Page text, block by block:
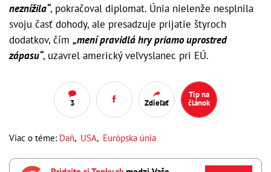
neznížila“, pokračoval diplomat. Únia nielenže nesplnila
svoju časť dohody, ale presadzuje prijatie štyroch
dodatkov, čím „mení pravidlá hry priamo uprostred
zápasu“, uzavrel americký veľvyslanec pri EÚ.
3 Zdieľať
Tip na
článok
Viac o téme: Daň, USA, Európska únia